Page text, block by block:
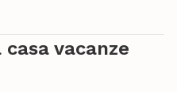
vacanze